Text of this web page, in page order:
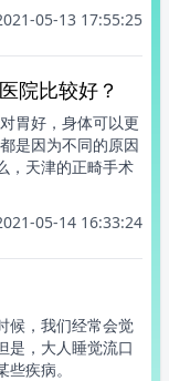
05-13 17:55:25
院比较好？
胃好，身体可以更
是因为不同的原因
，天津的正畸手术
05-14 16:33:24
候，我们经常会觉
是，大人睡觉流口
疾病。